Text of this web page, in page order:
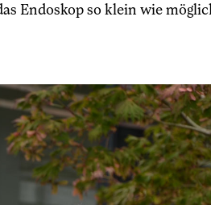
Endoskop so klein wie